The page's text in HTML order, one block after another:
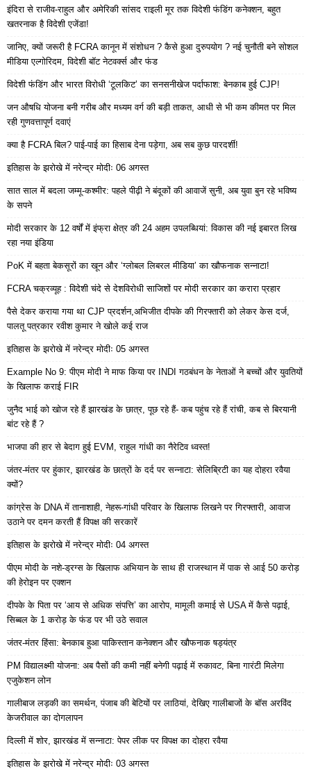
इंदिरा से राजीव-राहुल और अमेरिकी सांसद राइली मूर तक विदेशी फंडिंग कनेक्शन, बहुत
खतरनाक है विदेशी एजेंडा!
जानिए, क्यों जरूरी है FCRA कानून में संशोधन ? कैसे हुआ दुरुपयोग ? नई चुनौती बने सोशल
मीडिया एल्गोरिदम, विदेशी बॉट नेटवर्क्स और फंड
विदेशी फंडिंग और भारत विरोधी ‘टूलकिट’ का सनसनीखेज पर्दाफाश: बेनकाब हुई CJP!
जन औषधि योजना बनी गरीब और मध्यम वर्ग की बड़ी ताकत, आधी से भी कम कीमत पर मिल
रही गुणवत्तापूर्ण दवाएं
क्या है FCRA बिल? पाई-पाई का हिसाब देना पड़ेगा, अब सब कुछ पारदर्शी!
इतिहास के झरोखे में नरेन्द्र मोदीः 06 अगस्त
सात साल में बदला जम्मू-कश्मीर: पहले पीढ़ी ने बंदूकों की आवाजें सुनी, अब युवा बुन रहे भविष्य
के सपने
मोदी सरकार के 12 वर्षों में इंफ्रा क्षेत्र की 24 अहम उपलब्धियां: विकास की नई इबारत लिख
रहा नया इंडिया
PoK में बहता बेकसूरों का खून और ‘ग्लोबल लिबरल मीडिया’ का खौफनाक सन्नाटा!
FCRA चक्रव्यूह : विदेशी चंदे से देशविरोधी साजिशों पर मोदी सरकार का करारा प्रहार
पैसे देकर कराया गया था CJP प्रदर्शन,अभिजीत दीपके की गिरफ्तारी को लेकर केस दर्ज,
पालतू पत्रकार रवीश कुमार ने खोले कई राज
इतिहास के झरोखे में नरेन्द्र मोदीः 05 अगस्त
Example No 9: पीएम मोदी ने माफ किया पर INDI गठबंधन के नेताओं ने बच्चों और युवतियों
के खिलाफ कराई FIR
जुनैद भाई को खोज रहे हैं झारखंड के छात्र, पूछ रहे हैं- कब पहुंच रहे हैं रांची, कब से बिरयानी
बांट रहे हैं ?
भाजपा की हार से बेदाग हुई EVM, राहुल गांधी का नैरेटिव ध्वस्त!
जंतर-मंतर पर हुंकार, झारखंड के छात्रों के दर्द पर सन्नाटा: सेलिब्रिटी का यह दोहरा रवैया
क्यों?
कांग्रेस के DNA में तानाशाही, नेहरू-गांधी परिवार के खिलाफ लिखने पर गिरफ्तारी, आवाज
उठाने पर दमन करती हैं विपक्ष की सरकारें
इतिहास के झरोखे में नरेन्द्र मोदीः 04 अगस्त
पीएम मोदी के नशे-ड्रग्स के खिलाफ अभियान के साथ ही राजस्थान में पाक से आई 50 करोड़
की हेरोइन पर एक्शन
दीपके के पिता पर ‘आय से अधिक संपत्ति’ का आरोप, मामूली कमाई से USA में कैसे पढ़ाई,
सिब्बल के 1 करोड़ के फंड पर भी उठे सवाल
जंतर-मंतर हिंसा: बेनकाब हुआ पाकिस्तान कनेक्शन और खौफनाक षड्यंत्र
PM विद्यालक्ष्मी योजना: अब पैसों की कमी नहीं बनेगी पढ़ाई में रुकावट, बिना गारंटी मिलेगा
एजुकेशन लोन
गालीबाज लड़की का समर्थन, पंजाब की बेटियों पर लाठियां, देखिए गालीबाजों के बॉस अरविंद
केजरीवाल का दोगलापन
दिल्ली में शोर, झारखंड में सन्नाटा: पेपर लीक पर विपक्ष का दोहरा रवैया
इतिहास के झरोखे में नरेन्द्र मोदीः 03 अगस्त